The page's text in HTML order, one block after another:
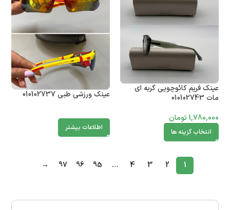
عینک فریم کائوچویی گربه ای
مات 010102743
1,780,000تومان
انتخاب گزینه ها
عینک ورزشی طبی 010102737
اطلاعات بیشتر
1
2
3
4
…
95
96
97
→